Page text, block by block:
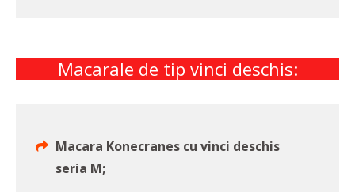
Macarale de tip vinci deschis:
Macara Konecranes cu vinci deschis
seria M;